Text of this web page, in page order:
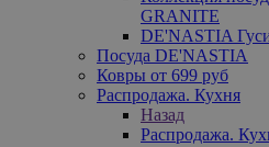
GRANITE
DE'NASTIA
Посуда DE'NASTIA
Ковры от 699 руб
Распродажа. Кухня
Назад
Распродажа.